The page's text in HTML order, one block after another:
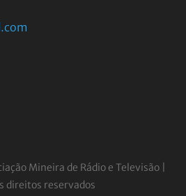
Mineira de Rádio e Televisão |
direitos reservados